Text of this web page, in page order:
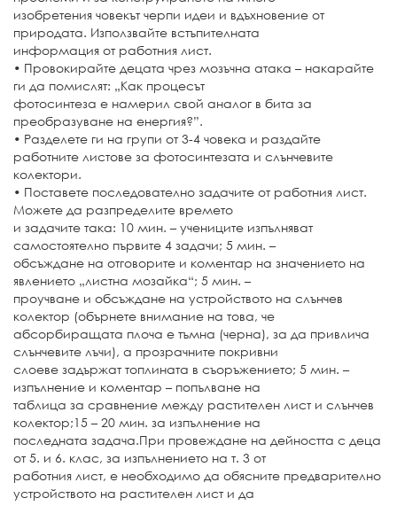
изобретения човекът черпи идеи и вдъхновение от
природата. Използвайте встъпителната
информация от работния лист.
• Провокирайте децата чрез мозъчна атака – накарайте
ги да помислят: „Как процесът
фотосинтеза е намерил свой аналог в бита за
преобразуване на енергия?”.
• Разделете ги на групи от 3-4 човека и раздайте
работните листове за фотосинтезата и слънчевите
колектори.
• Поставете последователно задачите от работния лист.
Можете да разпределите времето
и задачите така: 10 мин. – учениците изпълняват
самостоятелно първите 4 задачи; 5 мин. –
обсъждане на отговорите и коментар на значението на
явлението „листна мозайка“; 5 мин. –
проучване и обсъждане на устройството на слънчев
колектор (обърнете внимание на това, че
абсорбиращата плоча е тъмна (черна), за да привлича
слънчевите лъчи), а прозрачните покривни
слоеве задържат топлината в съоръжението; 5 мин. –
изпълнение и коментар – попълване на
таблица за сравнение между растителен лист и слънчев
колектор;15 – 20 мин. за изпълнение на
последната задача.При провеждане на дейността с деца
от 5. и 6. клас, за изпълнението на т. 3 от
работния лист, е необходимо да обясните предварително
устройството на растителен лист и да